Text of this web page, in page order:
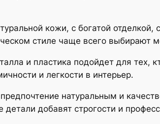
кожи, с богатой
стиле чаще всего выбирают
и пластика подойдет для тех,
и легкости в интерьер.
предпочтение натуральным и
добавят строгости и